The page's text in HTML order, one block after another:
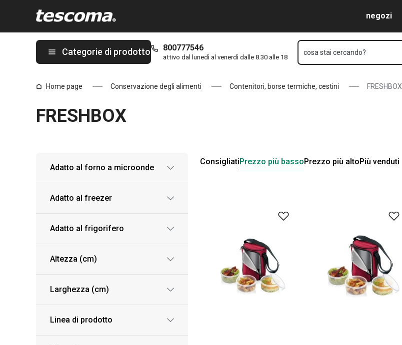
negozi
Categorie di prodotto 800777546
attivo dal lunedì al venerdì dalle 8.30 alle 18
cosa stai cercando?
Home page Conservazione degli alimenti Contenitori, borse termiche, cestini FRESHBOX
FRESHBOX
Adatto al forno a microonde
Adatto al freezer
Adatto al frigorifero
Altezza (cm)
Larghezza (cm)
Linea di prodotto
ConsigliatiPrezzo più bassoPrezzo più altoPiù venduti